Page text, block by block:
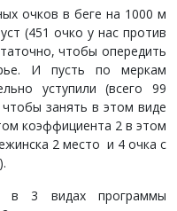
очков в беге на 1000 м
(451 очко у нас против
чтобы опередить
И пусть по меркам
уступили (всего 99
занять в этом виде
коэффициента 2 в этом
2 место и 4 очка с
в 3 видах программы